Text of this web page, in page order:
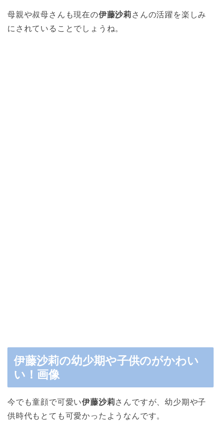
母親や叔母さんも現在の伊藤沙莉さんの活躍を楽しみ
にされていることでしょうね。
伊藤沙莉の幼少期や子供のがかわい
い！画像
今でも童顔で可愛い伊藤沙莉さんですが、幼少期や子
供時代もとても可愛かったようなんです。